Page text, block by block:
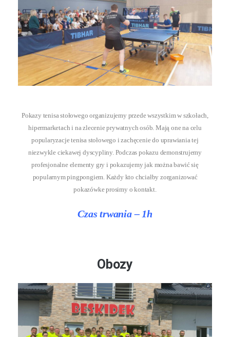
Pokazy tenisa stołowego organizujemy przede wszystkim w szkołach,
hipermarketach i na zlecenie prywatnych osób. Mają one na celu
popularyzacje tenisa stołowego i zachęcenie do uprawiania tej
niezwykle ciekawej dyscypliny. Podczas pokazu demonstrujemy
profesjonalne elementy gry i pokazujemy jak można bawić się
popularnym pingpongiem. Każdy kto chciałby zorganizować
pokazówke prosimy o kontakt.
Czas trwania – 1h
Obozy